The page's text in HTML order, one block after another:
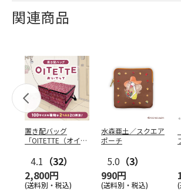
関連商品
置き配バッグ
「OITETTE（オイテ
4.1 （32）
2,800円
(送料別・税込)
水森亜土／スクエア
ポーチ
5.0 （3）
990円
(送料別・税込)